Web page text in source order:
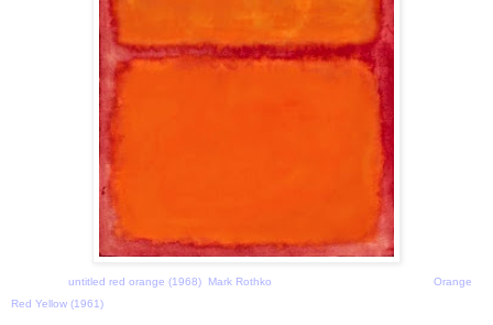
untitled red orange (1968) Mark Rothko Orange
Red Yellow (1961)